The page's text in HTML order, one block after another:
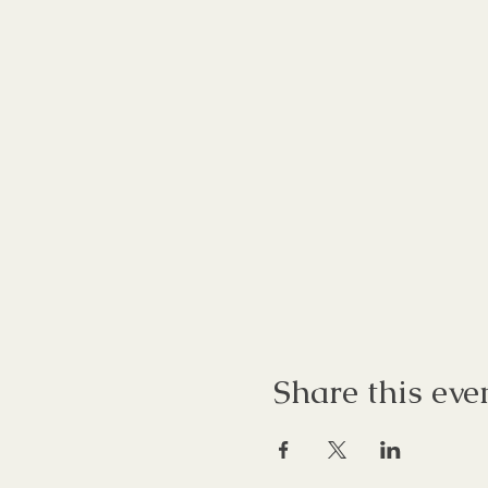
Share this